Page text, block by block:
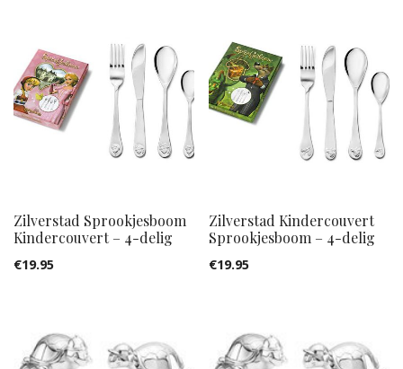
Zilverstad Sprookjesboom
Kindercouvert – 4-delig
€19.95
Zilverstad Kindercouvert
Sprookjesboom – 4-delig
€19.95